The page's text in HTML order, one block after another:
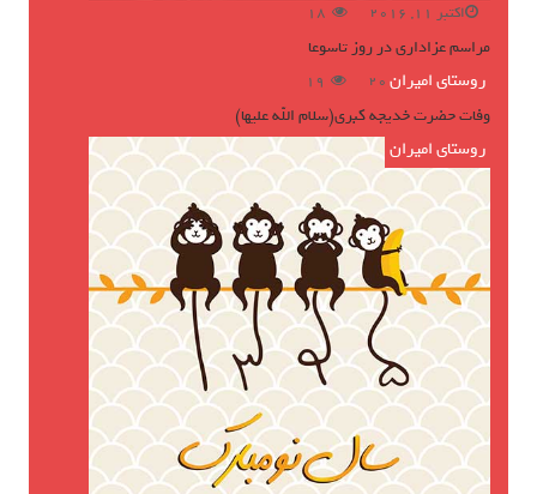
اکتبر 11, 2016 18
مراسم عزاداری در روز تاسوعا
روستای امیران
ژوئن 16, 2016 19
وفات حضرت خدیجه کبری(سلام الله علیها)
روستای امیران